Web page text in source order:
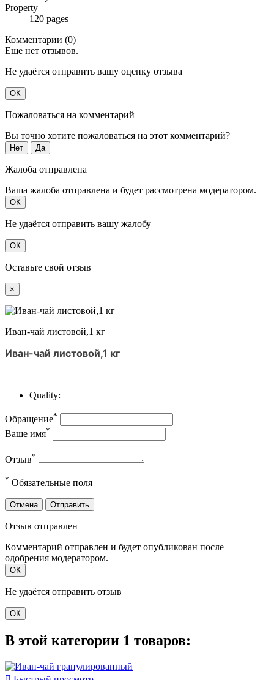
Property
120 pages
Комментарии (0)
Еще нет отзывов.
Не удаётся отправить вашу оценку отзыва
ОК
Пожаловаться на комментарий
Вы точно хотите пожаловаться на этот комментарий?
Нет Да
Жалоба отправлена
Ваша жалоба отправлена и будет рассмотрена модератором.
ОК
Не удаётся отправить вашу жалобу
ОК
Оставьте свой отзыв
×
Иван-чай листовой,1 кг
Иван-чай листовой,1 кг
Quality:
Обращение*
Ваше имя*
Отзыв*
* Обязательные поля
Отмена Отправить
Отзыв отправлен
Комментарий отправлен и будет опубликован после
одобрения модератором.
ОК
Не удаётся отправить отзыв
ОК
В этой категории 1 товаров: